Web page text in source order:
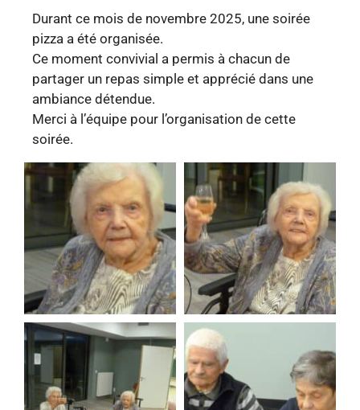
Durant ce mois de novembre 2025, une soirée
pizza a été organisée.
Ce moment convivial a permis à chacun de
partager un repas simple et apprécié dans une
ambiance détendue.
Merci à l’équipe pour l’organisation de cette
soirée.